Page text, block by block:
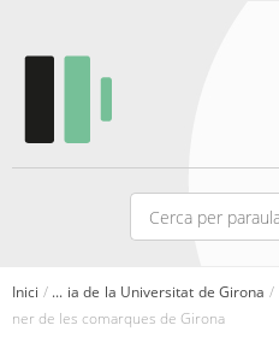
Inici / ... ia de la Universitat de Girona /
ner de les comarques de Girona